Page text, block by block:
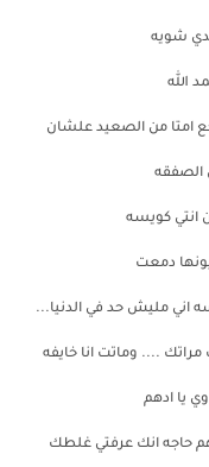
شويه
الله
امتا من الصعيد علشان
انتي كويسه
دمعت
اني مليش حد في الدنيا...
.... وماتت انا خايفه
يا ادهم
حاجه انك عرفتي غلطك